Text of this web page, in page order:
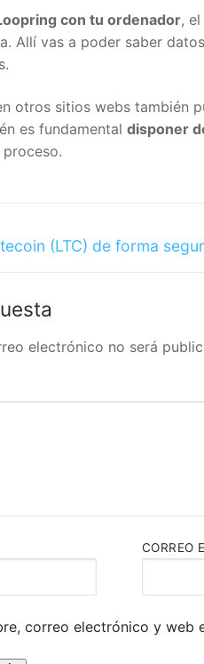
con tu ordenador,
Allí vas a poder saber
otros sitios webs también
es fundamental disponer
(LTC) de forma
electrónico no será
CORREO
correo electrónico y web